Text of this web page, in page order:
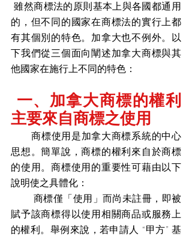
雖然商標法的原則基本上與各國都通用
的，但不同的國家在商標法的實行上都
有其個別的特色。加拿大也不例外。以
下我們從三個面向闡述加拿大商標與其
他國家在施行上不同的特色：
一、加拿大商標的權利
主要來自商標之使用
商標使用是加拿大商標系統的中心
思想。簡單說，商標的權利來自於商標
的使用。商標使用的重要性可藉由以下
說明使之具體化：
商標僅「使用」而尚未註冊，即被
賦予該商標得以使用相關商品或服務上
的權利。舉例來說，若申請人 “甲方” 基